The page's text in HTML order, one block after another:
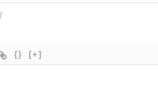
{} [+]